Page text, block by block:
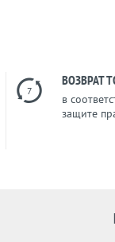
7
ВОЗВРАТ
в
защите